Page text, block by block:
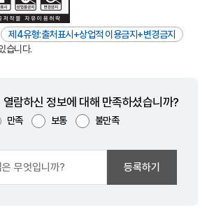
제4유형:출처표시+상업적 이용금지+변경금지
습니다.
람하신 정보에 대해 만족하셨습니까?
만족 보통
불만족
등록하기